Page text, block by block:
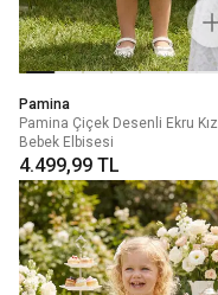
Pamina
Pamina Çiçek Desenli Ekru Kız
Bebek Elbisesi
4.499,99 TL